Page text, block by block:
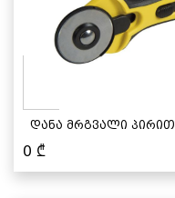
დანა მრგვალი პირით
0 ₾